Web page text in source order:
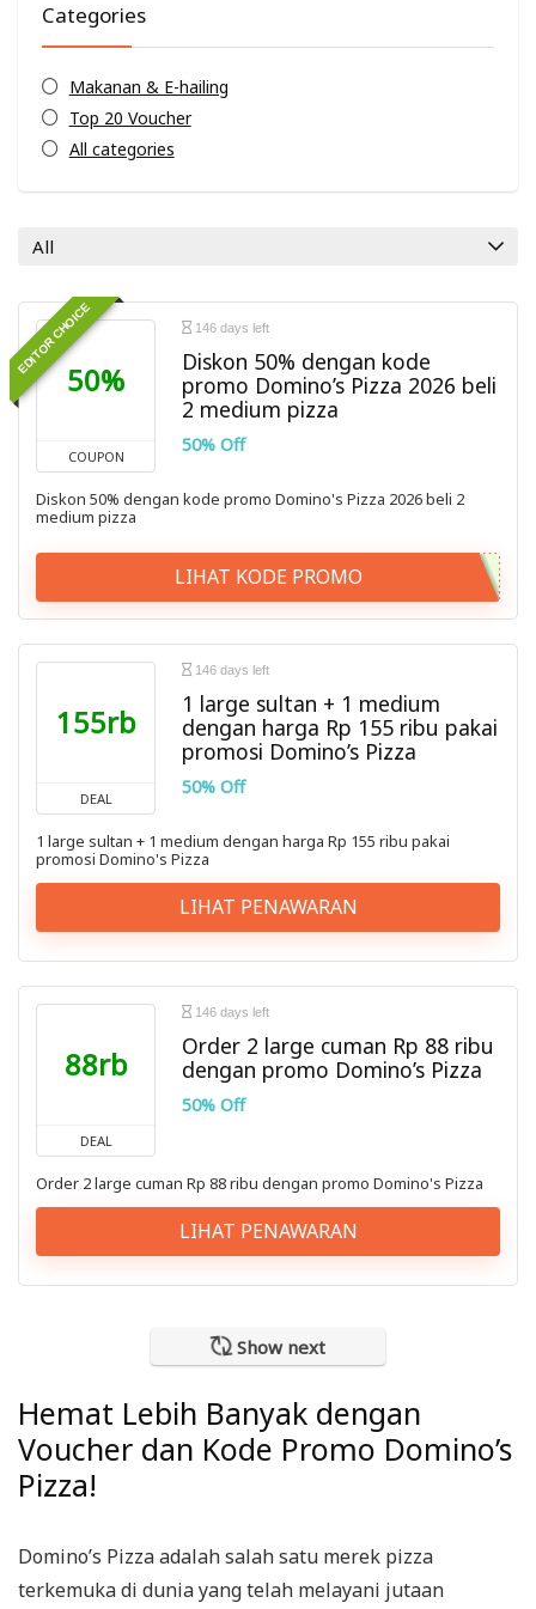
Categories
Makanan & E-hailing
Top 20 Voucher
All categories
All
EDITOR CHOICE
50%
COUPON
146 days left
Diskon 50% dengan kode
promo Domino’s Pizza 2026 beli
2 medium pizza
50% Off
Diskon 50% dengan kode promo Domino's Pizza 2026 beli 2
medium pizza
LIHAT KODE PROMO
155rb
DEAL
146 days left
1 large sultan + 1 medium
dengan harga Rp 155 ribu pakai
promosi Domino’s Pizza
50% Off
1 large sultan + 1 medium dengan harga Rp 155 ribu pakai
promosi Domino's Pizza
LIHAT PENAWARAN
88rb
DEAL
146 days left
Order 2 large cuman Rp 88 ribu
dengan promo Domino’s Pizza
50% Off
Order 2 large cuman Rp 88 ribu dengan promo Domino's Pizza
LIHAT PENAWARAN
Show next
Hemat Lebih Banyak dengan
Voucher dan Kode Promo Domino’s
Pizza!
Domino’s Pizza adalah salah satu merek pizza
terkemuka di dunia yang telah melayani jutaan